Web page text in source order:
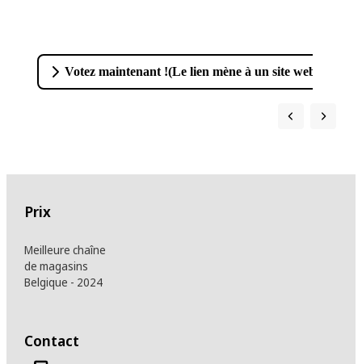
Votez maintenant !(Le lien mène à un site web
Prix
Meilleure chaîne
de magasins
Belgique - 2024
Contact